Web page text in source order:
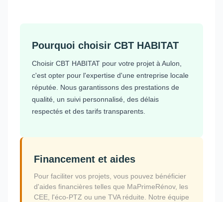
Pourquoi choisir CBT HABITAT
Choisir CBT HABITAT pour votre projet à Aulon,
c'est opter pour l'expertise d'une entreprise locale
réputée. Nous garantissons des prestations de
qualité, un suivi personnalisé, des délais
respectés et des tarifs transparents.
Financement et aides
Pour faciliter vos projets, vous pouvez bénéficier
d'aides financières telles que MaPrimeRénov, les
CEE, l'éco-PTZ ou une TVA réduite. Notre équipe